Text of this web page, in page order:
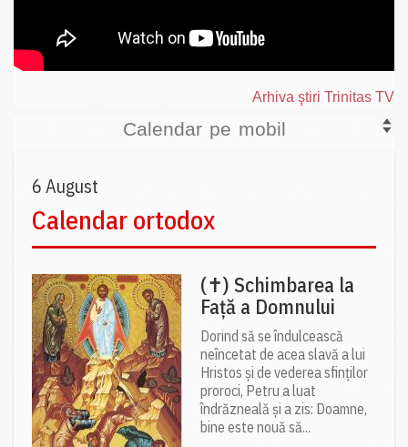
Arhiva ştiri Trinitas TV
Calendar pe mobil
6 August
Calendar ortodox
(✝) Schimbarea la
Față a Domnului
Dorind să se îndulcească
neîncetat de acea slavă a lui
Hristos și de vederea sfinților
proroci, Petru a luat
îndrăzneală și a zis: Doamne,
bine este nouă să...